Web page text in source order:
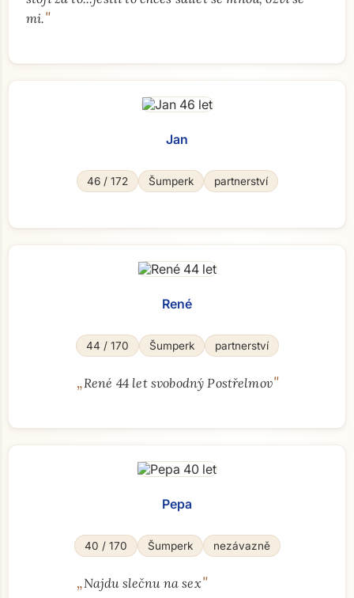
mi."
Jan
46 / 172 Šumperk partnerství
René
44 / 170 Šumperk partnerství
„René 44 let svobodný Postřelmov"
Pepa
40 / 170 Šumperk nezávazně
„Najdu slečnu na sex"